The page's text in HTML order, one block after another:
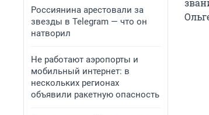
Россиянина арестовали за
звезды в Telegram — что он
натворил
Не работают аэропорты и
мобильный интернет: в
нескольких регионах
объявили ракетную опасность